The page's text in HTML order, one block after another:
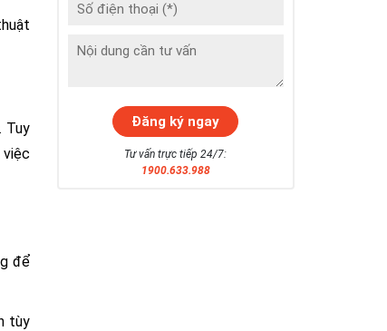
Tuy
việc
để
tùy
Tư vấn trực tiếp 24/7:
1900.633.988